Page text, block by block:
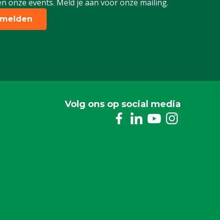
onze events. Meld je aan voor onze mailing.
Volg ons op social media